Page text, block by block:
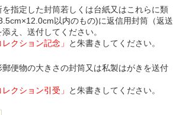
指定した封筒若しくは台紙又はこれらに類
以内のもの)に返信用封筒（返送
え、送付してください。
クション記念」
と朱書きしてください。
便物の大きさの封筒又は私製はがきを送付
クション引受」
と朱書きしてください。